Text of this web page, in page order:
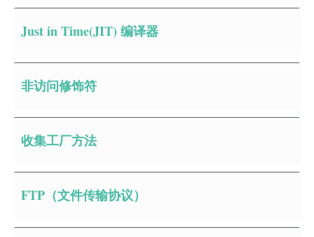
Just in Time(JIT) 编译器
非访问修饰符
收集工厂方法
FTP（文件传输协议）